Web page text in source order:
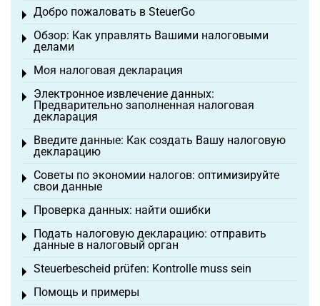
Добро пожаловать в SteuerGo
Toggle menu
Обзор: Как управлять Вашими налоговыми
делами
Toggle menu
Моя налоговая декларация
Toggle menu
Электронное извлечение данных:
Предварительно заполненная налоговая
декларация
Toggle menu
Введите данные: Как создать Вашу налоговую
декларацию
Toggle menu
Советы по экономии налогов: оптимизируйте
свои данные
Toggle menu
Проверка данных: найти ошибки
Toggle menu
Подать налоговую декларацию: отправить
данные в налоговый орган
Toggle menu
Steuerbescheid prüfen: Kontrolle muss sein
Toggle menu
Помощь и примеры
Toggle menu